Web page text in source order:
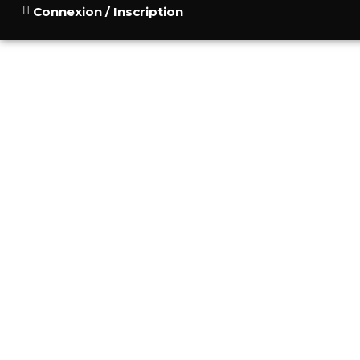
Connexion / Inscription